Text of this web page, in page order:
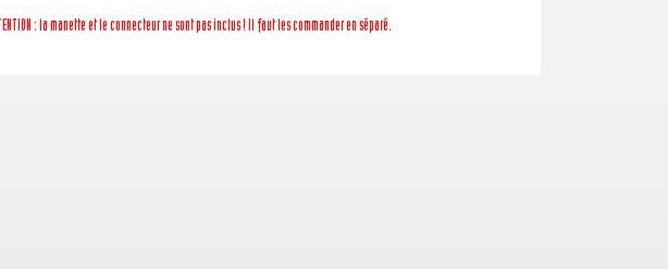
: la manette et le connecteurne sont pas inclus ! Il faut les commander en séparé.